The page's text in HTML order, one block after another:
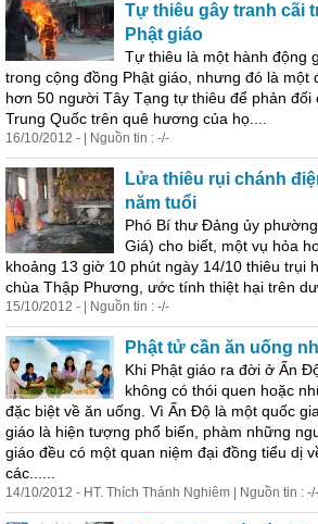
Tự thiêu gây tranh cãi
Phật giáo
Tự thiêu là một hành động
trong cộng đồng Phật giáo, nhưng đó là một
hơn 50 người Tây Tạng tự thiêu để phản đối
Trung Quốc trên quê hương của họ....
16/10/2012 - | Nguồn tin : -/-
Lửa thiêu rụi chánh
năm tuổi
Phó Bí thư Đảng ủy
Giá) cho biết, một vụ hỏa
khoảng 13 giờ 10 phút ngày 14/10 thiêu trụi
chùa Thập Phương, ước tính thiệt hại trên
15/10/2012 - | Nguồn tin : -/-
Phật tử cần ăn uống
Khi Phật giáo ra đời ở Ấn
không có thói quen hoặc
đặc biệt về ăn uống. Vì Ấn Độ là một quốc
giáo là hiện tượng phổ biến, phàm những
giáo đều có một quan niệm đại đồng tiểu dị
các......
14/10/2012 - HT. Thích Thánh Nghiêm | Nguồn tin : -/-